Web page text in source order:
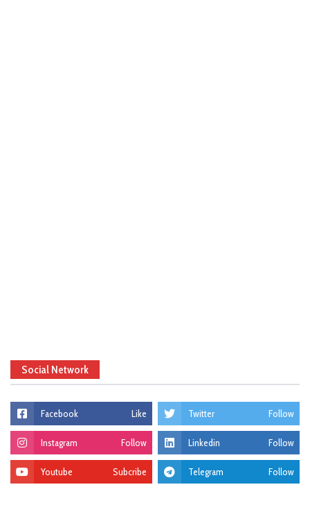
Social Network
Facebook Like Twitter Follow
Instagram Follow Linkedin Follow
Youtube Subcribe Telegram Follow